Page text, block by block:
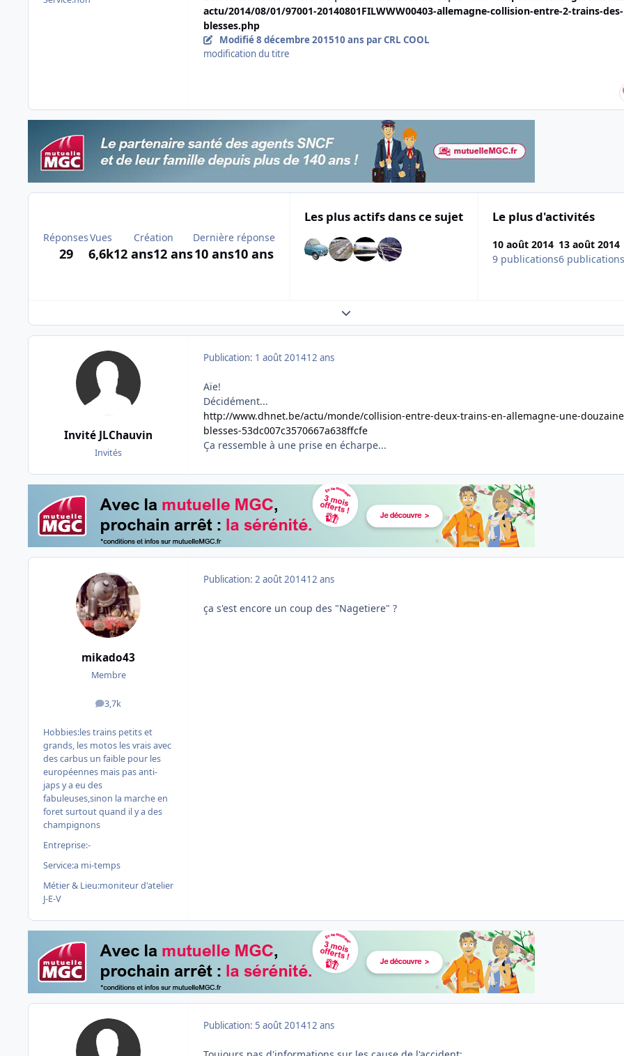
actu/2014/08/01/97001-20140801FILWWW00403-allemagne-collision-entre-2-trains-des-
blesses.php
Modifié8 décembre 201510 ans par CRL COOL
modification du titre
Réponses
29
Vues
6,6k
Création
12 ans12 ans
Dernière réponse
10 ans10 ans
Les plus actifs dans ce sujet Le plus d'activités
10 août 2014
9 publications
13 août 2014
6 publications
Expand topic overview
Invité JLChauvin
Invités
Publication: 1 août 201412 ans
Aïe!
Décidément...
http://www.dhnet.be/actu/monde/collision-entre-deux-trains-en-allemagne-une-
blesses-53dc007c3570667a638ffcfe
Ça ressemble à une prise en écharpe...
mikado43
Membre
3,7k
messages
Hobbies:les trains petits et
grands, les motos les vrais avec
des carbus un faible pour les
européennes mais pas anti-
japs y a eu des
fabuleuses,sinon la marche en
foret surtout quand il y a des
champignons
Entreprise:-
Service:a mi-temps
Métier & Lieu:moniteur d'atelier
J-E-V
Publication: 2 août 201412 ans
ça s'est encore un coup des "Nagetiere" ?
Publication: 5 août 201412 ans